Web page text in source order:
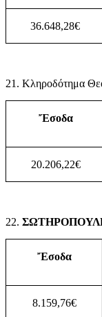
36.648,28€
21. Κληροδότημα
Ἔσοδα
20.206,22€
22.
Ἔσοδα
8.159,76€